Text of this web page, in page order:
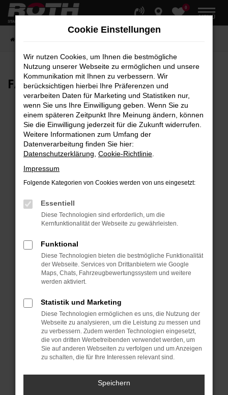
Zum
Hauptinhalt
0
MENÜ
FAHRZEUG-SHOWROOM
Fehler: Network Error
Beim Laden ist ein Fehler aufgetreten.
Hier sind ein paar Tipps, die dir helfen können:
Überprüfe deine Firewall und deine
Laden andere Webseiten, zum Beispiel deine
Suchmaschine?
Prüfe deine Browsererweiterungen.
Manche Erweiterungen, wie Werbeblocker,
können das Laden bestimmter Seiten
verhindern. Funktioniert die Seite in einem
anderen Browser oder in einem privaten
Fenster?
Starte dein Gerät neu.
Das kann manchmal helfen, vorübergehende
Probleme zu beheben.
Stelle sicher, dass dein Browser und dein
Betriebssystem auf dem neuesten Stand
sind.
Sicherheitsrisiko, sondern kann auch dazu
Cookie Einstellungen
Wir nutzen Cookies, um Ihnen die bestmögliche
Nutzung unserer Webseite zu ermöglichen und unsere
Kommunikation mit Ihnen zu verbessern. Wir
berücksichtigen hierbei Ihre Präferenzen und
verarbeiten Daten für Marketing und Statistiken nur,
wenn Sie uns Ihre Einwilligung geben. Wenn Sie zu
einem späteren Zeitpunkt Ihre Meinung ändern, können
Sie die Einwilligung jederzeit für die Zukunft widerrufen.
Weitere Informationen zum Umfang der
Datenverarbeitung finden Sie hier:
Datenschutzerklärung Cookie-Richtlinie
Impressum
Folgende Kategorien von Cookies werden von uns eingesetzt:
Essentiell
Diese Technologien sind erforderlich, um die
Kernfunktionalität der Webseite zu gewährleisten.
Funktional
Diese Technologien bieten die bestmögliche Funktionalität
der Webseite. Services von Drittanbietern wie Google
Maps, Chats, Fahrzeugbewertungssystem und weitere
werden aktiviert.
Statistik und Marketing
Diese Technologien ermöglichen es uns, die Nutzung der
Webseite zu analysieren, um die Leistung zu messen und
zu verbessern. Zudem werden Technologien eingesetzt,
die von dritten Werbetreibenden verwendet werden, um
Sie auf anderen Webseiten zu verfolgen und um Anzeigen
zu schalten, die für Ihre Interessen relevant sind.
Speichern